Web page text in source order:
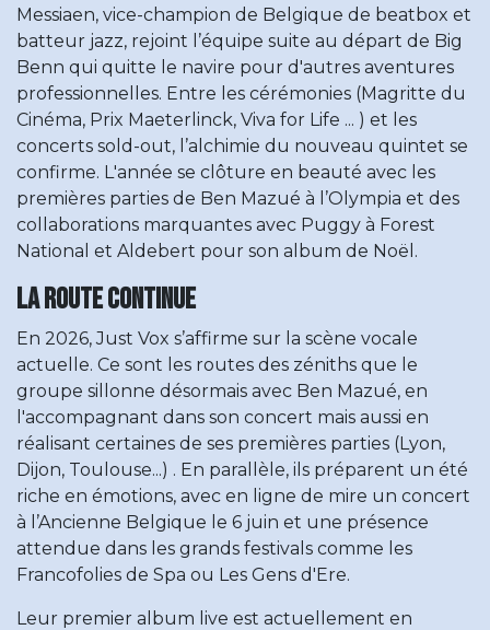
Messiaen, vice-champion de Belgique de beatbox et
batteur jazz, rejoint l’équipe suite au départ de Big
Benn qui quitte le navire pour d'autres aventures
professionnelles. Entre les cérémonies (Magritte du
Cinéma, Prix Maeterlinck, Viva for Life ... ) et les
concerts sold-out, l’alchimie du nouveau quintet se
confirme. L'année se clôture en beauté avec les
premières parties de Ben Mazué à l’Olympia et des
collaborations marquantes avec Puggy à Forest
National et Aldebert pour son album de Noël.
La route continue
En 2026, Just Vox s’affirme sur la scène vocale
actuelle. Ce sont les routes des zéniths que le
groupe sillonne désormais avec Ben Mazué, en
l'accompagnant dans son concert mais aussi en
réalisant certaines de ses premières parties (Lyon,
Dijon, Toulouse...) . En parallèle, ils préparent un été
riche en émotions, avec en ligne de mire un concert
à l’Ancienne Belgique le 6 juin et une présence
attendue dans les grands festivals comme les
Francofolies de Spa ou Les Gens d'Ere.
Leur premier album live est actuellement en